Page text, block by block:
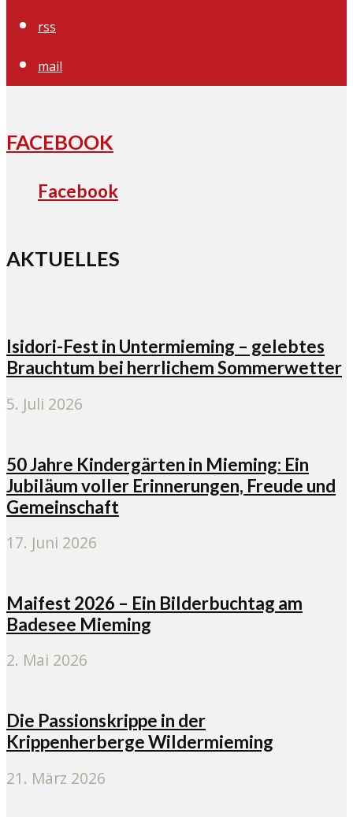
rss
mail
FACEBOOK
Facebook
AKTUELLES
Isidori-Fest in Untermieming – gelebtes
Brauchtum bei herrlichem Sommerwetter
5. Juli 2026
50 Jahre Kindergärten in Mieming: Ein
Jubiläum voller Erinnerungen, Freude und
Gemeinschaft
17. Juni 2026
Maifest 2026 – Ein Bilderbuchtag am
Badesee Mieming
2. Mai 2026
Die Passionskrippe in der
Krippenherberge Wildermieming
21. März 2026